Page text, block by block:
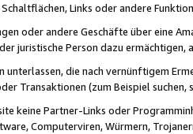
Links oder andere
oder andere Geschäfte über eine
juristische Person dazu
unterlassen, die nach vernünftigem
Transaktionen (zum Beispiel
keine Partner-Links oder
Computerviren, Würmern,